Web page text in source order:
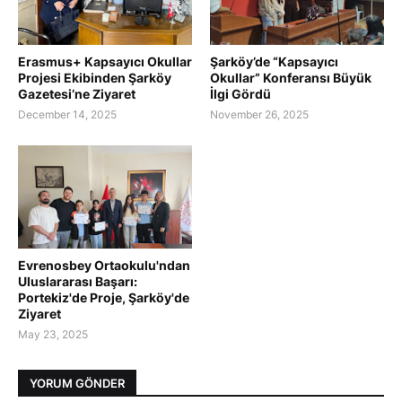
Erasmus+ Kapsayıcı Okullar
Projesi Ekibinden Şarköy
Gazetesi’ne Ziyaret
December 14, 2025
Şarköy’de “Kapsayıcı
Okullar” Konferansı Büyük
İlgi Gördü
November 26, 2025
Evrenosbey Ortaokulu'ndan
Uluslararası Başarı:
Portekiz'de Proje, Şarköy'de
Ziyaret
May 23, 2025
YORUM GÖNDER